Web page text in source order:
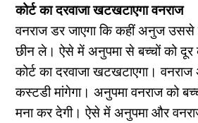
कोर्ट का दरवाजा खटखटाएगा वनराज
वनराज डर जाएगा कि कहीं अनुज उससे
छीन ले। ऐसे में अनुपमा से बच्चों को
कोर्ट का दरवाजा खटखटाएगा।
कस्टडी मांगेगा। अनुपमा वनराज को
मना कर देगी। ऐसे में अनुपमा और